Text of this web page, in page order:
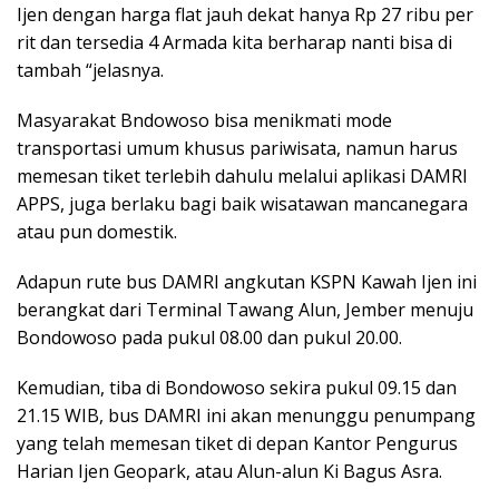
Ijen dengan harga flat jauh dekat hanya Rp 27 ribu per
rit dan tersedia 4 Armada kita berharap nanti bisa di
tambah “jelasnya.
Masyarakat Bndowoso bisa menikmati mode
transportasi umum khusus pariwisata, namun harus
memesan tiket terlebih dahulu melalui aplikasi DAMRI
APPS, juga berlaku bagi baik wisatawan mancanegara
atau pun domestik.
Adapun rute bus DAMRI angkutan KSPN Kawah Ijen ini
berangkat dari Terminal Tawang Alun, Jember menuju
Bondowoso pada pukul 08.00 dan pukul 20.00.
Kemudian, tiba di Bondowoso sekira pukul 09.15 dan
21.15 WIB, bus DAMRI ini akan menunggu penumpang
yang telah memesan tiket di depan Kantor Pengurus
Harian Ijen Geopark, atau Alun-alun Ki Bagus Asra.